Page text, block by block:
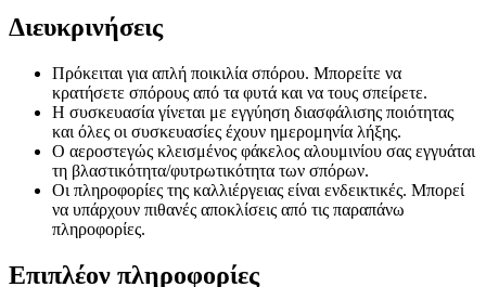
Διευκρινήσεις
Πρόκειται για απλή ποικιλία σπόρου. Μπορείτε να
κρατήσετε σπόρους από τα φυτά και να τους σπείρετε.
Η συσκευασία γίνεται με εγγύηση διασφάλισης ποιότητας
και όλες οι συσκευασίες έχουν ημερομηνία λήξης.
Ο αεροστεγώς κλεισμένος φάκελος αλουμινίου σας εγγυάται
τη βλαστικότητα/φυτρωτικότητα των σπόρων.
Οι πληροφορίες της καλλιέργειας είναι ενδεικτικές. Μπορεί
να υπάρχουν πιθανές αποκλίσεις από τις παραπάνω
πληροφορίες.
Επιπλέον πληροφορίες